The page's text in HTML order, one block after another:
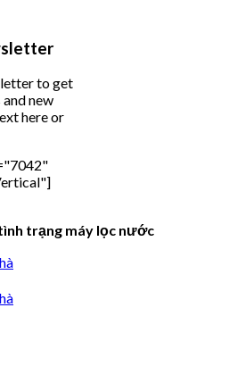
to get
new
here or
trạng máy lọc nước